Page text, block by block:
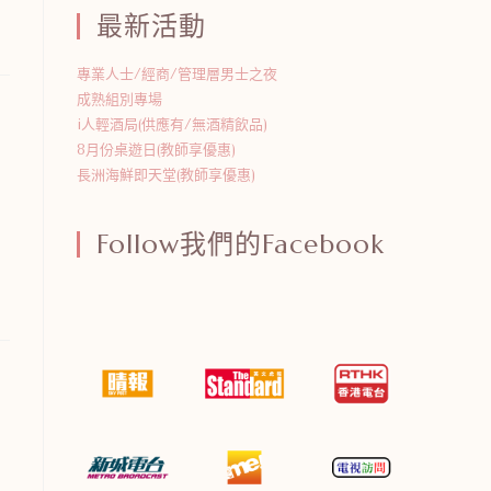
最新活動
專業人士/經商/管理層男士之夜
成熟組別專場
i人輕酒局(供應有/無酒精飲品)
8月份桌遊日(教師享優惠)
長洲海鮮即天堂(教師享優惠)
Follow我們的Facebook